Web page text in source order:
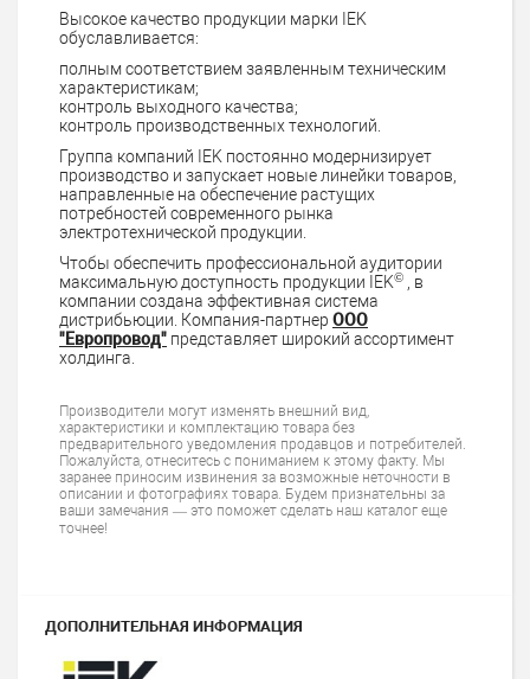
Высокое качество продукции марки IEK
обуславливается:
полным соответствием заявленным техническим
характеристикам;
контроль выходного качества;
контроль производственных технологий.
Группа компаний IEK постоянно модернизирует
производство и запускает новые линейки товаров,
направленные на обеспечение растущих
потребностей современного рынка
электротехнической продукции.
Чтобы обеспечить профессиональной аудитории
максимальную доступность продукции IEK©
, в
компании создана эффективная система
дистрибьюции. Компания-партнер ООО
"Европровод" представляет широкий ассортимент
холдинга.
Производители могут изменять внешний вид,
характеристики и комплектацию товара без
предварительного уведомления продавцов и потребителей.
Пожалуйста, отнеситесь с пониманием к этому факту. Мы
заранее приносим извинения за возможные неточности в
описании и фотографиях товара. Будем признательны за
ваши замечания — это поможет сделать наш каталог еще
точнее!
ДОПОЛНИТЕЛЬНАЯ ИНФОРМАЦИЯ